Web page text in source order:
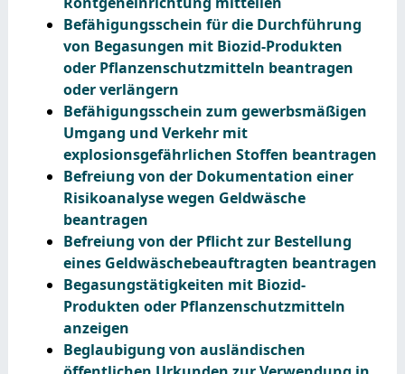
Befähigungsschein für die Durchführung
von Begasungen mit Biozid-Produkten
oder Pflanzenschutzmitteln beantragen
oder verlängern
Befähigungsschein zum gewerbsmäßigen
Umgang und Verkehr mit
explosionsgefährlichen Stoffen beantragen
Befreiung von der Dokumentation einer
Risikoanalyse wegen Geldwäsche
beantragen
Befreiung von der Pflicht zur Bestellung
eines Geldwäschebeauftragten beantragen
Begasungstätigkeiten mit Biozid-
Produkten oder Pflanzenschutzmitteln
anzeigen
Beglaubigung von ausländischen